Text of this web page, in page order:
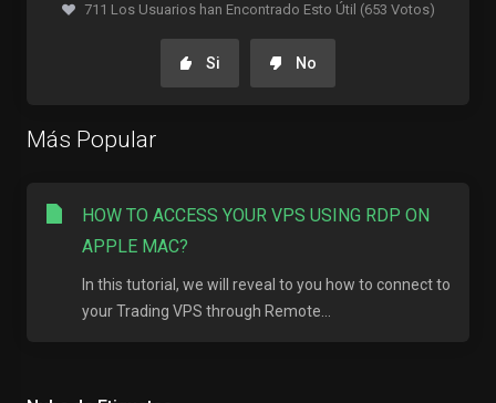
711 Los Usuarios han Encontrado Esto Útil (653 Votos)
Si No
Más Popular
HOW TO ACCESS YOUR VPS USING RDP ON
APPLE MAC?
In this tutorial, we will reveal to you how to connect to
your Trading VPS through Remote...